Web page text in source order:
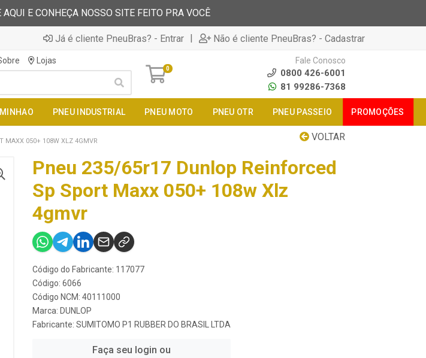
E CONHEÇA NOSSO SITE FEITO PRA VOCÊ
Já é cliente PneuBras? - Entrar | Não é cliente PneuBras? - Cadastrar
Lojas
0
Fale Conosco
0800 426-6001
81 99286-7368
PNEU INDUSTRIAL PNEU MOTO PNEU OTR PNEU PASSEIO PROMOÇÕES
VOLTAR
MAXX 050+ 108W XLZ 4GMVR
Pneu 235/65r17 Dunlop Reinforced
Sp Sport Maxx 050+ 108w Xlz
4gmvr
Código do Fabricante: 117077
Código: 6066
Código NCM: 40111000
Marca: DUNLOP
Fabricante: SUMITOMO P1 RUBBER DO BRASIL LTDA
Faça seu login ou